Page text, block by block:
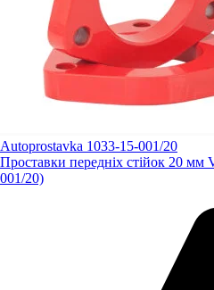
Autoprostavka 1033-15-001/20
Проставки передніх стійок 20 мм
001/20)